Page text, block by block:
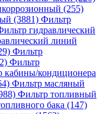
(255)
(3881) Фильтр
гидравлический
линий
Фильтр
Фильтр
кабины/кондиционера
Фильтр масляный
Фильтр топливный
бака (147)